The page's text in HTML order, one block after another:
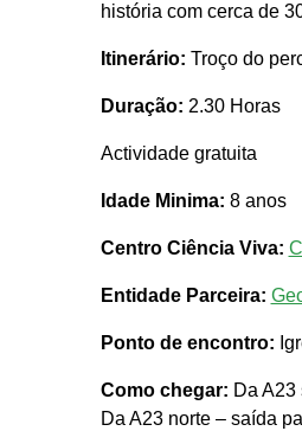
história com cerca de
Itinerário: Troço do
Duração: 2.30 Horas
Actividade gratuita
Idade Minima: 8 anos
Centro Ciência Viva:
Entidade Parceira:
Ponto de encontro:
Como chegar: Da
Da A23 norte – saída